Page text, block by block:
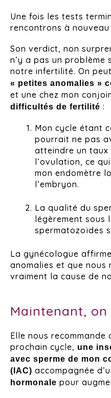
Une fois les tests
rencontrons à
Son verdict, non
n’y a pas un problème
notre infertilité. On
« petites anomalies »
et une chez mon
difficultés de fertilité :
Mon cycle étant
pourrait ne pas
atteindre un
l’ovulation, ce
mon endomètre
l’embryon.
La qualité du
légèrement sous
spermatozoïdes
La gynécologue
anomalies et que nous
vraiment la cause de
Maintenant,
Elle nous
prochain cycle, une
avec sperme de mon
(IAC) accompagnée
hormonale pour